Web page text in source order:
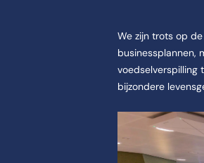
We zijn trots op
businessplannen,
voedselverspilling
bijzondere